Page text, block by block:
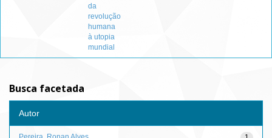
da
revolução
humana
à utopia
mundial
Busca facetada
Autor